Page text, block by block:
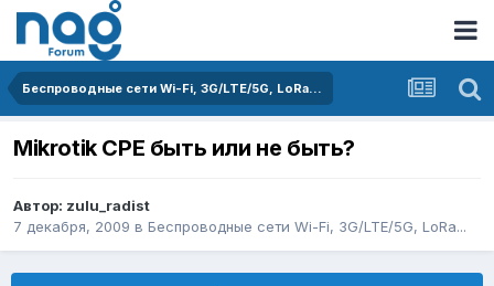
Беспроводные сети Wi-Fi, 3G/LTE/5G, LoRa...
Mikrotik CPE быть или не быть?
Автор: zulu_radist
7 декабря, 2009 в Беспроводные сети Wi-Fi, 3G/LTE/5G, LoRa...